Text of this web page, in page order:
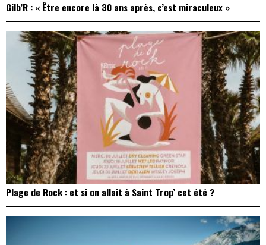
Gilb’R : « Être encore là 30 ans après, c’est miraculeux »
Plage de Rock : et si on allait à Saint Trop’ cet été ?